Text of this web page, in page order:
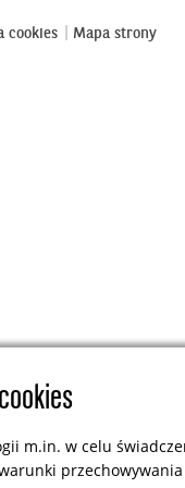
cookies Mapa strony
m.in. w celu